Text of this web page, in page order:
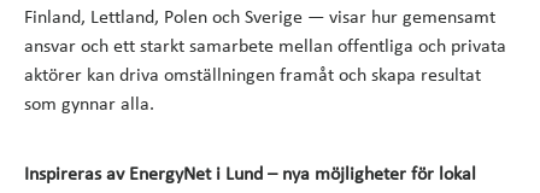
Finland, Lettland, Polen och Sverige — visar hur gemensamt
ansvar och ett starkt samarbete mellan offentliga och privata
aktörer kan driva omställningen framåt och skapa resultat
som gynnar alla.
Inspireras av EnergyNet i Lund – nya möjligheter för lokal